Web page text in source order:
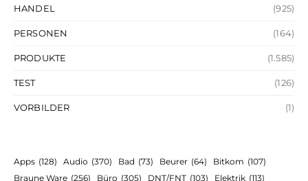
HANDEL (925)
PERSONEN (164)
PRODUKTE (1.585)
TEST (126)
VORBILDER (1)
Apps (128) Audio (370) Bad (73) Beurer (64) Bitkom (107)
Braune Ware (256) Büro (305) DNT/FNT (103) Elektrik (113)